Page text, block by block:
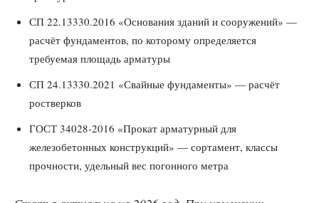
СП 22.13330.2016 «Основания зданий и сооружений» —
расчёт фундаментов, по которому определяется
требуемая площадь арматуры
СП 24.13330.2021 «Свайные фундаменты» — расчёт
ростверков
ГОСТ 34028-2016 «Прокат арматурный для
железобетонных конструкций» — сортамент, классы
прочности, удельный вес погонного метра